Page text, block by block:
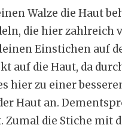
Walze die Haut
die hier zahlreich
Einstichen auf
auf die Haut, da
hier zu einer
Haut an.
Zumal die Stiche mit